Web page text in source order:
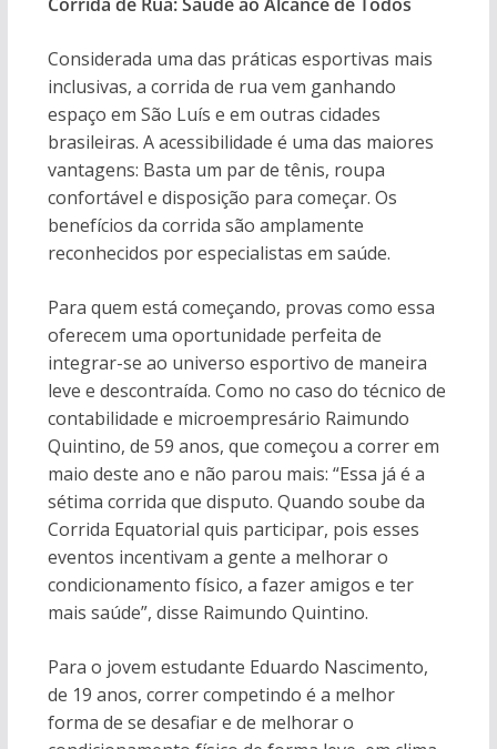
Considerada uma das práticas esportivas mais
inclusivas, a corrida de rua vem ganhando
espaço em São Luís e em outras cidades
brasileiras. A acessibilidade é uma das maiores
vantagens: Basta um par de tênis, roupa
confortável e disposição para começar. Os
benefícios da corrida são amplamente
reconhecidos por especialistas em saúde.
Para quem está começando, provas como essa
oferecem uma oportunidade perfeita de
integrar-se ao universo esportivo de maneira
leve e descontraída. Como no caso do técnico de
contabilidade e microempresário Raimundo
Quintino, de 59 anos, que começou a correr em
maio deste ano e não parou mais: “Essa já é a
sétima corrida que disputo. Quando soube da
Corrida Equatorial quis participar, pois esses
eventos incentivam a gente a melhorar o
condicionamento físico, a fazer amigos e ter
mais saúde”, disse Raimundo Quintino.
Para o jovem estudante Eduardo Nascimento,
de 19 anos, correr competindo é a melhor
forma de se desafiar e de melhorar o